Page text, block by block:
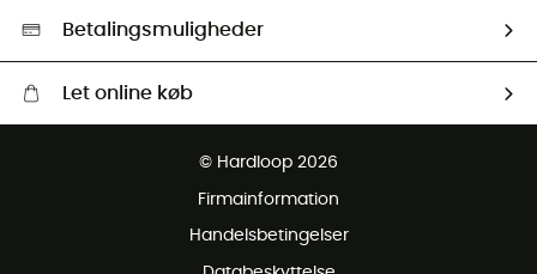
HardGreen Udvalg
Betalingsmuligheder
Let online køb
© Hardloop 2026
Firmainformation
Handelsbetingelser